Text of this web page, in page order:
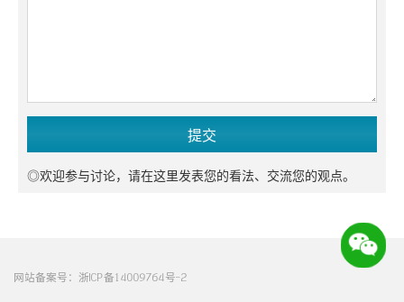
◎欢迎参与讨论，请在这里发表您的看法、交流您的观点。
网站备案号： 浙ICP备14009764号-2